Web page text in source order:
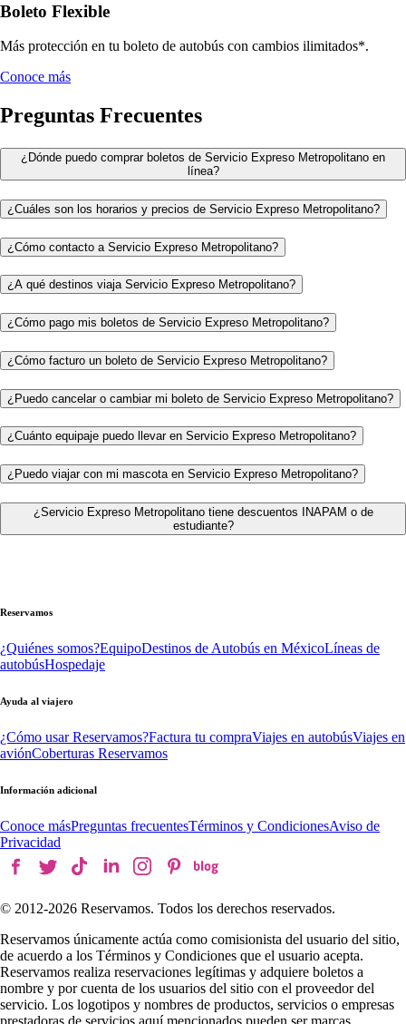
Boleto Flexible
Más protección en tu boleto de autobús con cambios ilimitados*.
Conoce más
Preguntas Frecuentes
¿Dónde puedo comprar boletos de Servicio Expreso Metropolitano en
línea?
¿Cuáles son los horarios y precios de Servicio Expreso Metropolitano?
¿Cómo contacto a Servicio Expreso Metropolitano?
¿A qué destinos viaja Servicio Expreso Metropolitano?
¿Cómo pago mis boletos de Servicio Expreso Metropolitano?
¿Cómo facturo un boleto de Servicio Expreso Metropolitano?
¿Puedo cancelar o cambiar mi boleto de Servicio Expreso Metropolitano?
¿Cuánto equipaje puedo llevar en Servicio Expreso Metropolitano?
¿Puedo viajar con mi mascota en Servicio Expreso Metropolitano?
¿Servicio Expreso Metropolitano tiene descuentos INAPAM o de
estudiante?
Reservamos
¿Quiénes somos?EquipoDestinos de Autobús en MéxicoLíneas de
autobúsHospedaje
Ayuda al viajero
¿Cómo usar Reservamos?Factura tu compraViajes en autobúsViajes en
aviónCoberturas Reservamos
Información adicional
Conoce másPreguntas frecuentesTérminos y CondicionesAviso de
Privacidad
© 2012-2026 Reservamos. Todos los derechos reservados.
Reservamos únicamente actúa como comisionista del usuario del sitio,
de acuerdo a los Términos y Condiciones que el usuario acepta.
Reservamos realiza reservaciones legítimas y adquiere boletos a
nombre y por cuenta de los usuarios del sitio con el proveedor del
servicio. Los logotipos y nombres de productos, servicios o empresas